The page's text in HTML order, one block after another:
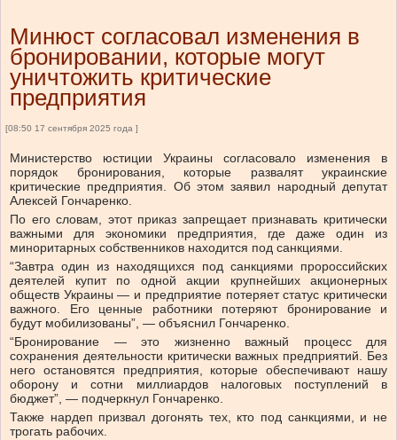
Минюст согласовал изменения в
бронировании, которые могут
уничтожить критические
предприятия
[08:50 17 сентября 2025 года ]
Министерство юстиции Украины согласовало изменения в
порядок бронирования, которые развалят украинские
критические предприятия. Об этом заявил народный депутат
Алексей Гончаренко.
По его словам, этот приказ запрещает признавать критически
важными для экономики предприятия, где даже один из
миноритарных собственников находится под санкциями.
“Завтра один из находящихся под санкциями пророссийских
деятелей купит по одной акции крупнейших акционерных
обществ Украины — и предприятие потеряет статус критически
важного. Его ценные работники потеряют бронирование и
будут мобилизованы”, — объяснил Гончаренко.
“Бронирование — это жизненно важный процесс для
сохранения деятельности критически важных предприятий. Без
него остановятся предприятия, которые обеспечивают нашу
оборону и сотни миллиардов налоговых поступлений в
бюджет”, — подчеркнул Гончаренко.
Также нардеп призвал догонять тех, кто под санкциями, и не
трогать рабочих.